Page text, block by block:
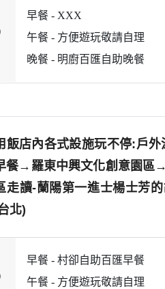
早餐 - XXX
午餐 - 方便遊玩敬請自理
晚餐 - 明廚百匯自助晚餐
飯店內各式設施玩不停:戶
餐→羅東中興文化創意園區
走讀-蘭陽第一進士楊士芳
北)
早餐 - 村卻自助百匯早餐
午餐 - 方便遊玩敬請自理